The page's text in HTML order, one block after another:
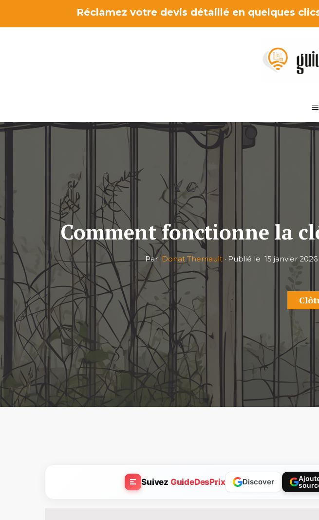
contenu
Réclamez votre devis détaillé en quelques
Comment fonctionne la
Par Donat Therriault · Publié le 15 janvier 2026
Suivez GuideDesPrix Discover